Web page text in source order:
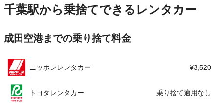
この店舗でレンタカーを探す
住所 千葉県千葉市中央区本町2-9-10
千葉駅から乗捨てできるレンタカー
成田空港までの乗り捨て料金
ニッポンレンタカー ¥3,520
トヨタレンタカー 乗り捨て適用なし